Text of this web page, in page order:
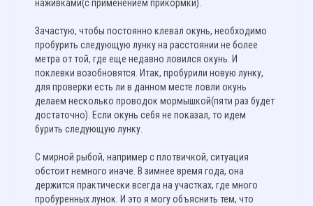
наживками(с применением прикормки).
Зачастую, чтобы постоянно клевал окунь, необходимо
пробурить следующую лунку на расстоянии не более
метра от той, где еще недавно ловился окунь. И
поклевки возобновятся. Итак, пробурили новую лунку,
для проверки есть ли в данном месте ловли окунь
делаем несколько проводок мормышкой(пяти раз будет
достаточно). Если окунь себя не показал, то идем
бурить следующую лунку.
С мирной рыбой, например с плотвичкой, ситуация
обстоит немного иначе. В зимнее время года, она
держится практически всегда на участках, где много
пробуренных лунок. И это я могу объяснить тем, что